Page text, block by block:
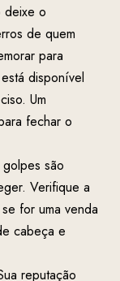
deixe o
de quem
para
disponível
Um
fechar o
são
Verifique a
for uma venda
cabeça e
reputação